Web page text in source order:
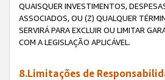
QUAISQUER INVESTIMENTOS,
ASSOCIADOS, OU (Z) QUALQUER
SERVIRÁ PARA EXCLUIR OU LIMITAR
COM A LEGISLAÇÃO APLICÁVEL.
8.Limitações de